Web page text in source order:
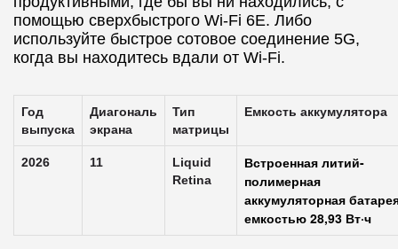
помощью сверхбыстрого Wi-Fi 6E. Либо
используйте быстрое сотовое соединение 5G,
когда вы находитесь вдали от Wi-Fi.
Год
выпуска
Диагональ
экрана
Тип
матрицы
Емкость аккумулятора
2026 11
Liquid
Retina
Встроенная литий-
полимерная
аккумуляторная
емкостью 28,93 Вт·ч